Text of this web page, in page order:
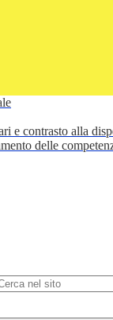
e contrasto alla
delle